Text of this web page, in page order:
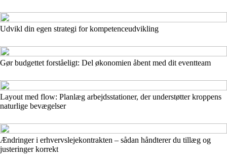
Udvikl din egen strategi for kompetenceudvikling
Gør budgettet forståeligt: Del økonomien åbent med dit eventteam
Layout med flow: Planlæg arbejdsstationer, der understøtter kroppens
naturlige bevægelser
Ændringer i erhvervslejekontrakten – sådan håndterer du tillæg og
justeringer korrekt